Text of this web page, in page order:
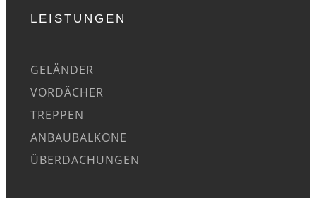
LEISTUNGEN
GELÄNDER
VORDÄCHER
TREPPEN
ANBAUBALKONE
ÜBERDACHUNGEN